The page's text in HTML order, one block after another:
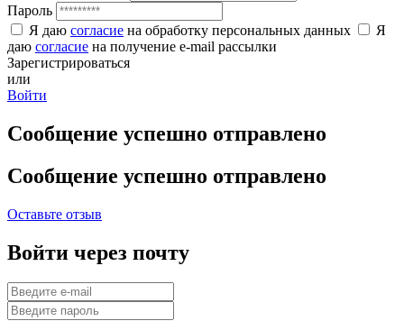
Пароль
Я даю согласие на обработку персональных данных
Я
даю согласие на получение e-mail рассылки
Зарегистрироваться
или
Войти
Сообщение успешно отправлено
Сообщение успешно отправлено
Оставьте отзыв
Войти через почту